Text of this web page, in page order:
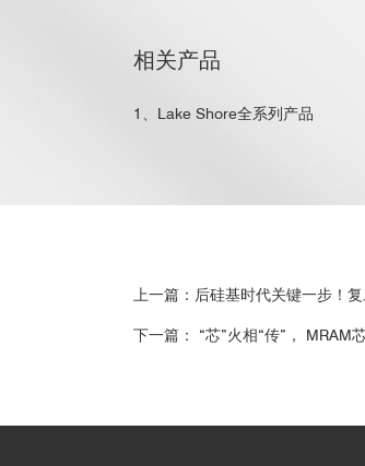
相关产品
1、Lake Shore全系列产品
上一篇：后硅基时代关键一步！
下一篇： “芯”火相“传”， MRAM